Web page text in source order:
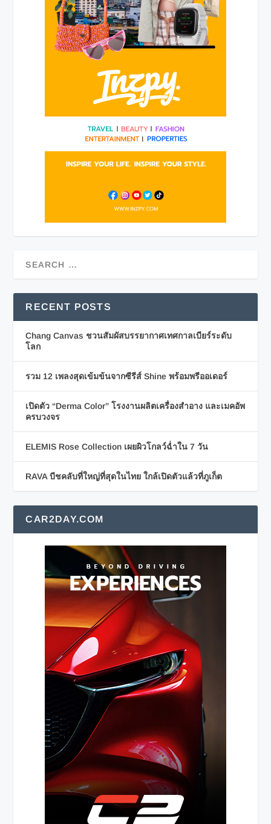
RECENT POSTS
Chang Canvas ชวนสัมผัสบรรยากาศเทศกาลเบียร์ระดับ
โลก
รวม 12 เพลงสุดเข้มข้นจากซีรีส์ Shine พร้อมพรีออเดอร์
เปิดตัว “Derma Color” โรงงานผลิตเครื่องสำอาง และเมคอัพ
ครบวงจร
ELEMIS Rose Collection เผยผิวโกลว์ฉ่ำใน 7 วัน
RAVA บีชคลับที่ใหญ่ที่สุดในไทย ใกล้เปิดตัวแล้วที่ภูเก็ต
CAR2DAY.COM